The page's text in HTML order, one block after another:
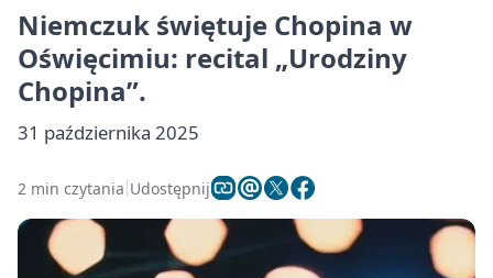
Niemczuk świętuje Chopina w
Oświęcimiu: recital „Urodziny
Chopina”.
31 października 2025
2 min czytania Udostępnij